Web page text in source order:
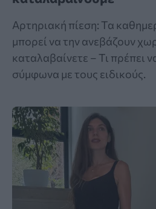
Αρτηριακή πίεση: Τα
μπορεί να την ανεβάζουν
καταλαβαίνετε – Τι πρέπει
σύμφωνα με τους ειδικούς.